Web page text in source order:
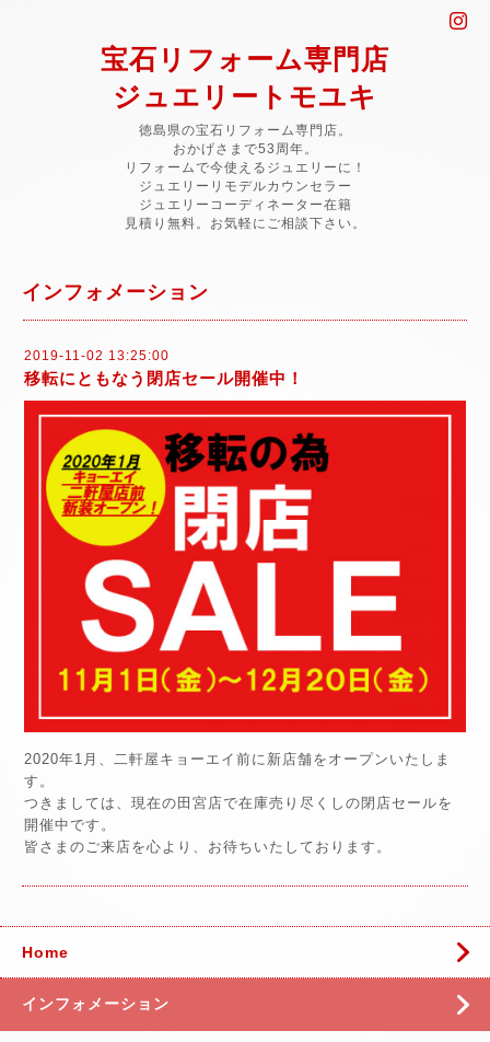
宝石リフォーム専門店
ジュエリートモユキ
徳島県の宝石リフォーム専門店。
おかげさまで53周年。
リフォームで今使えるジュエリーに！
ジュエリーリモデルカウンセラー
ジュエリーコーディネーター在籍
見積り無料。お気軽にご相談下さい。
インフォメーション
2019-11-02 13:25:00
移転にともなう閉店セール開催中！
2020年1月、二軒屋キョーエイ前に新店舗をオープンいたしま
す。
つきましては、現在の田宮店で在庫売り尽くしの閉店セールを
開催中です。
皆さまのご来店を心より、お待ちいたしております。
Home
インフォメーション